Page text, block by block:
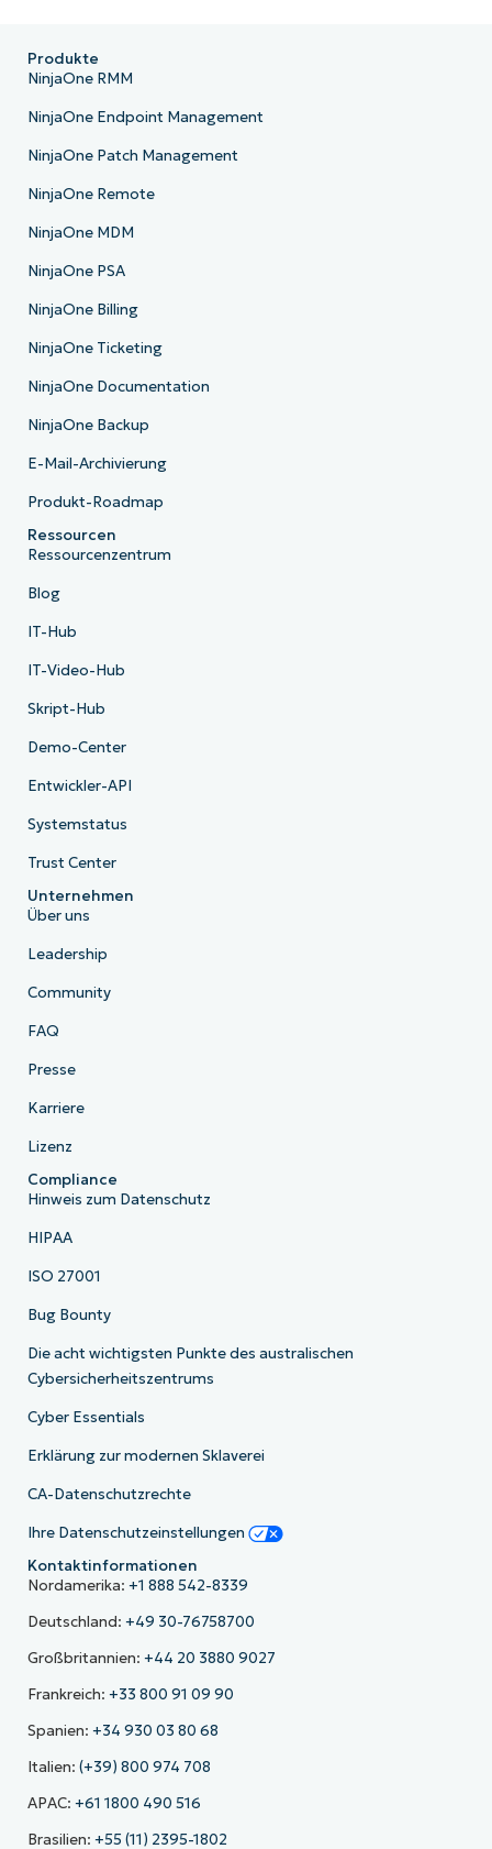
Produkte
NinjaOne RMM
NinjaOne Endpoint Management
NinjaOne Patch Management
NinjaOne Remote
NinjaOne MDM
NinjaOne PSA
NinjaOne Billing
NinjaOne Ticketing
NinjaOne Documentation
NinjaOne Backup
E-Mail-Archivierung
Produkt-Roadmap
Ressourcen
Ressourcenzentrum
Blog
IT-Hub
IT-Video-Hub
Skript-Hub
Demo-Center
Entwickler-API
Systemstatus
Trust Center
Unternehmen
Über uns
Leadership
Community
FAQ
Presse
Karriere
Lizenz
Compliance
Hinweis zum Datenschutz
HIPAA
ISO 27001
Bug Bounty
Die acht wichtigsten Punkte des australischen
Cybersicherheitszentrums
Cyber Essentials
Erklärung zur modernen Sklaverei
CA-Datenschutzrechte
Ihre Datenschutzeinstellungen
Kontaktinformationen
Nordamerika: +1 888 542-8339
Deutschland: +49 30-76758700
Großbritannien: +44 20 3880 9027
Frankreich: +33 800 91 09 90
Spanien: +34 930 03 80 68
Italien: (+39) 800 974 708
APAC: +61 1800 490 516
Brasilien: +55 (11) 2395-1802